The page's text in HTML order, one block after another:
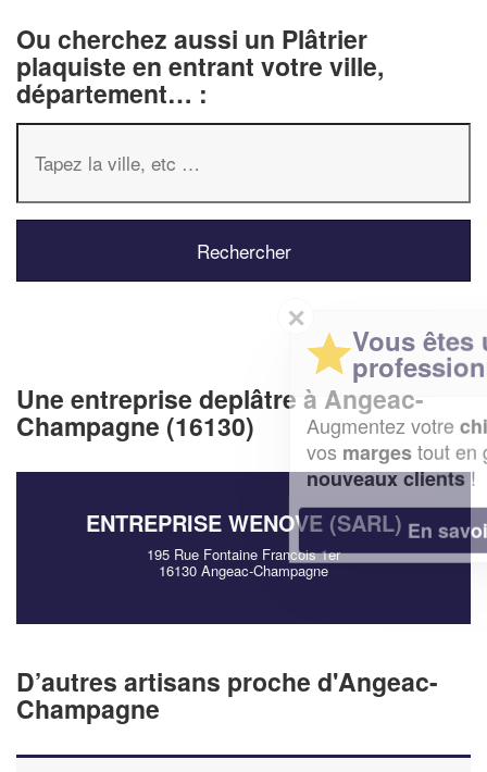
Ou cherchez aussi un Plâtrier
plaquiste en entrant votre ville,
département… :
Une entreprise deplâtre à Angeac-
Champagne (16130)
ENTREPRISE WENOVE (SARL)
195 Rue Fontaine Francois 1er
16130 Angeac-Champagne
D’autres artisans proche d'Angeac-
Champagne
Vous êtes un
professionnel ?
Augmentez votre chiffre d'affaireset
vos
tout en gagnant de
nouveaux clients!
En savoir plus